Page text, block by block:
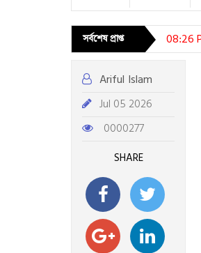
সর্বশেষ প্রাপ্ত 08:26
Ariful Islam
Jul 05 2026
0000277
SHARE